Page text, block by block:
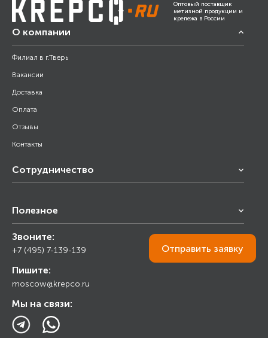
Оптовый поставщик
метизной продукции и
крепежа в России
О компании
Филиал в г.Тверь
Вакансии
Доставка
Оплата
Отзывы
Контакты
Сотрудничество
Снабжение строительства
Торговым организациям
Полезное
Калькулятор
Прайс лист
Ответы на вопросы
Блог
Звоните:
+7 (495) 7-139-139
Пишите:
moscow@krepco.ru
Мы на связи:
Отправить заявку